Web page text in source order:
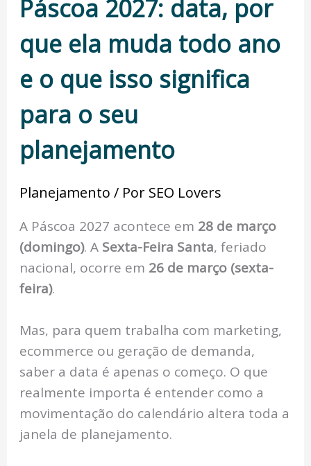
Páscoa 2027: data, por
que ela muda todo ano
e o que isso significa
para o seu
planejamento
Planejamento / Por SEO Lovers
A Páscoa 2027 acontece em 28 de março
(domingo). A Sexta-Feira Santa, feriado
nacional, ocorre em 26 de março (sexta-
feira).
Mas, para quem trabalha com marketing,
ecommerce ou geração de demanda,
saber a data é apenas o começo. O que
realmente importa é entender como a
movimentação do calendário altera toda a
janela de planejamento.